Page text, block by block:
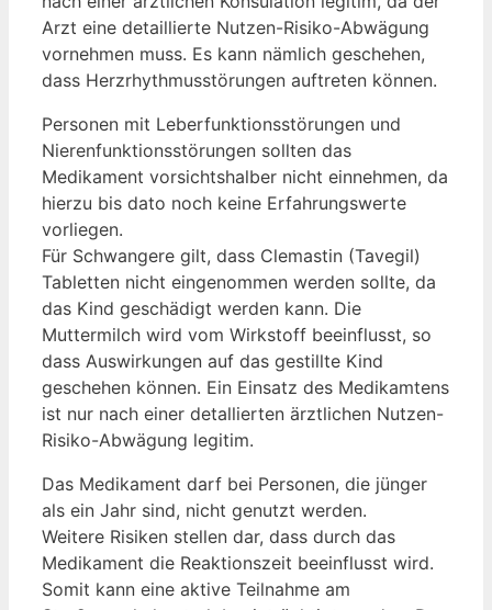
Arzt eine detaillierte Nutzen-Risiko-Abwägung
vornehmen muss. Es kann nämlich geschehen,
dass Herzrhythmusstörungen auftreten können.
Personen mit Leberfunktionsstörungen und
Nierenfunktionsstörungen sollten das
Medikament vorsichtshalber nicht einnehmen, da
hierzu bis dato noch keine Erfahrungswerte
vorliegen.
Für Schwangere gilt, dass Clemastin (Tavegil)
Tabletten nicht eingenommen werden sollte, da
das Kind geschädigt werden kann. Die
Muttermilch wird vom Wirkstoff beeinflusst, so
dass Auswirkungen auf das gestillte Kind
geschehen können. Ein Einsatz des Medikamtens
ist nur nach einer detallierten ärztlichen Nutzen-
Risiko-Abwägung legitim.
Das Medikament darf bei Personen, die jünger
als ein Jahr sind, nicht genutzt werden.
Weitere Risiken stellen dar, dass durch das
Medikament die Reaktionszeit beeinflusst wird.
Somit kann eine aktive Teilnahme am